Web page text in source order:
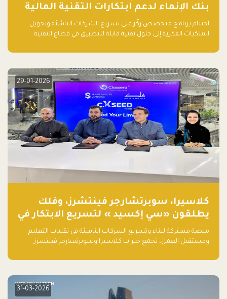
بنك الإنماء لدعم ابتكارات التقنية المالية
اختتام برنامج متخصص ركّز على تسريع الشركات الناشئة وتحويل
الملكيات الفكرية إلى حلول تقنية قابلة للتطبيق في قطاع التقنية
29-01-2026
كلاسيرا، سوبرتشارجر فينتشرز، وفلك
يطلقون «سي إكسيد » لتسريع الابتكار في
تقنيات التعليم ومستقبل العمل
منصة مشتركة لبناء وتسريع الشركات الناشئة في تقنيات التعليم
ومستقبل العمل، تجمع خبرات كلاسيرا وسوبرتشارجر فينتشرز
العالمية.
31-03-2026